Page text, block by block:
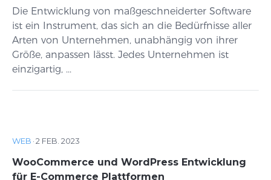
Die Entwicklung von maßgeschneiderter Software
ist ein Instrument, das sich an die Bedürfnisse aller
Arten von Unternehmen, unabhängig von ihrer
Größe, anpassen lässt. Jedes Unternehmen ist
einzigartig, ...
WEB ·2 FEB. 2023
WooCommerce und WordPress Entwicklung
für E-Commerce Plattformen